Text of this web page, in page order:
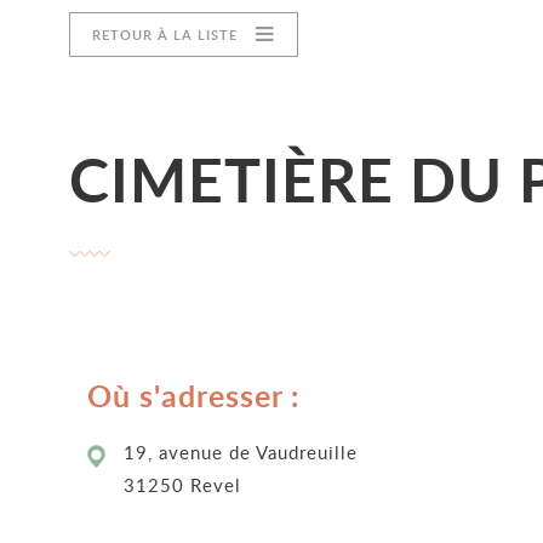
RETOUR À LA LISTE
CIMETIÈRE DU
Où s'adresser :
19, avenue de Vaudreuille
31250 Revel